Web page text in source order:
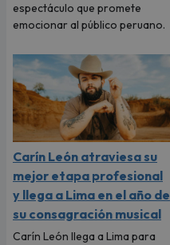
espectáculo que promete
emocionar al público peruano.
Carín León atraviesa su
mejor etapa profesional
y llega a Lima en el año de
su consagración musical
Carín León llega a Lima para